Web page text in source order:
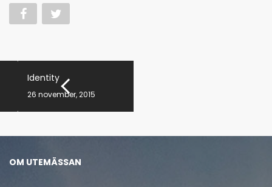
Identity
26 november, 2015
OM UTEMÄSSAN